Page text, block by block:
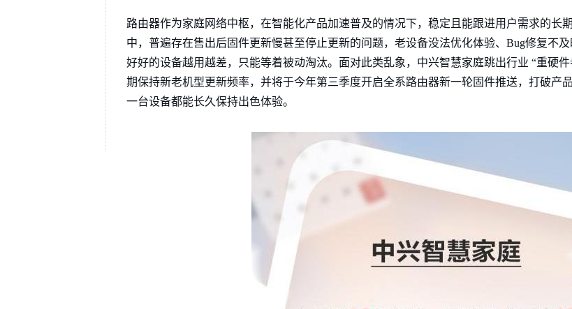
路由器作为家庭网络中枢，在智能化产品加速普及的情况下，稳定且能跟进用户需求的长
中，普遍存在售出后固件更新慢甚至停止更新的问题，老设备没法优化体验、Bug修复不
好好的设备越用越差，只能等着被动淘汰。面对此类乱象，中兴智慧家庭跳出行业 “重硬
期保持新老机型更新频率，并将于今年第三季度开启全系路由器新一轮固件推送，打破产
一台设备都能长久保持出色体验。